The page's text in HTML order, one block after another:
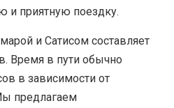
и приятную поездку.
и Сатисом составляет
Время в пути обычно
в зависимости от
предлагаем